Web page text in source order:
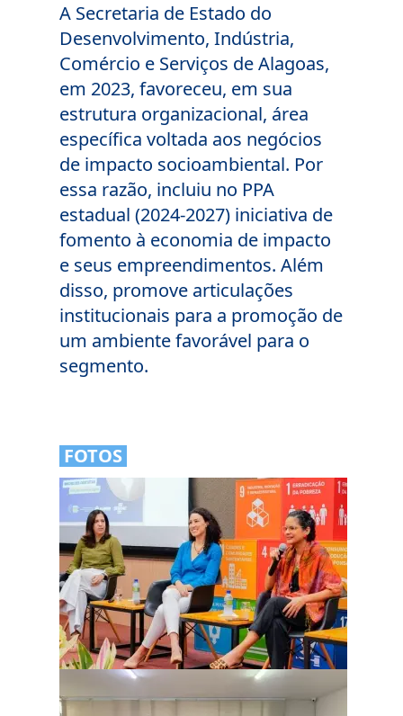
A Secretaria de Estado do
Desenvolvimento, Indústria,
Comércio e Serviços de Alagoas,
em 2023, favoreceu, em sua
estrutura organizacional, área
específica voltada aos negócios
de impacto socioambiental. Por
essa razão, incluiu no PPA
estadual (2024-2027) iniciativa de
fomento à economia de impacto
e seus empreendimentos. Além
disso, promove articulações
institucionais para a promoção de
um ambiente favorável para o
segmento.
FOTOS